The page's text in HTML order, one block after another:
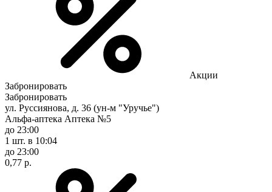
Акции
Забронировать
Забронировать
ул. Руссиянова, д. 36 (ун-м "Уручье")
Альфа-аптека Аптека №5
до 23:00
1 шт. в 10:04
до 23:00
0,77 р.